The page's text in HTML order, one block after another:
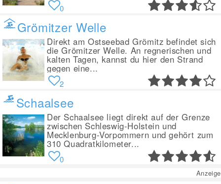
0
Grömitzer Welle
Direkt am Ostseebad Grömitz befindet sich
die Grömitzer Welle. An regnerischen und
kalten Tagen, kannst du hier den Strand
gegen eine...
2
Schaalsee
Der Schaalsee liegt direkt auf der Grenze
zwischen Schleswig-Holstein und
Mecklenburg-Vorpommern und gehört zum
310 Quadratkilometer...
0
Anzeige